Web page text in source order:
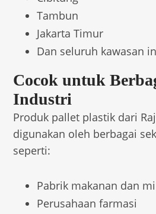
Tambun
Jakarta Timur
Dan seluruh kawasan
Cocok untuk
Industri
Produk pallet plastik dari
digunakan oleh berbagai
seperti:
Pabrik makanan dan
Perusahaan farmasi